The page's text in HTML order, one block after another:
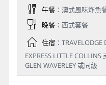
午餐：澳式風味炸魚
晚餐：西式套餐
住宿：
EXPRESS LITTLE
GLEN WAVERLEY 或同級